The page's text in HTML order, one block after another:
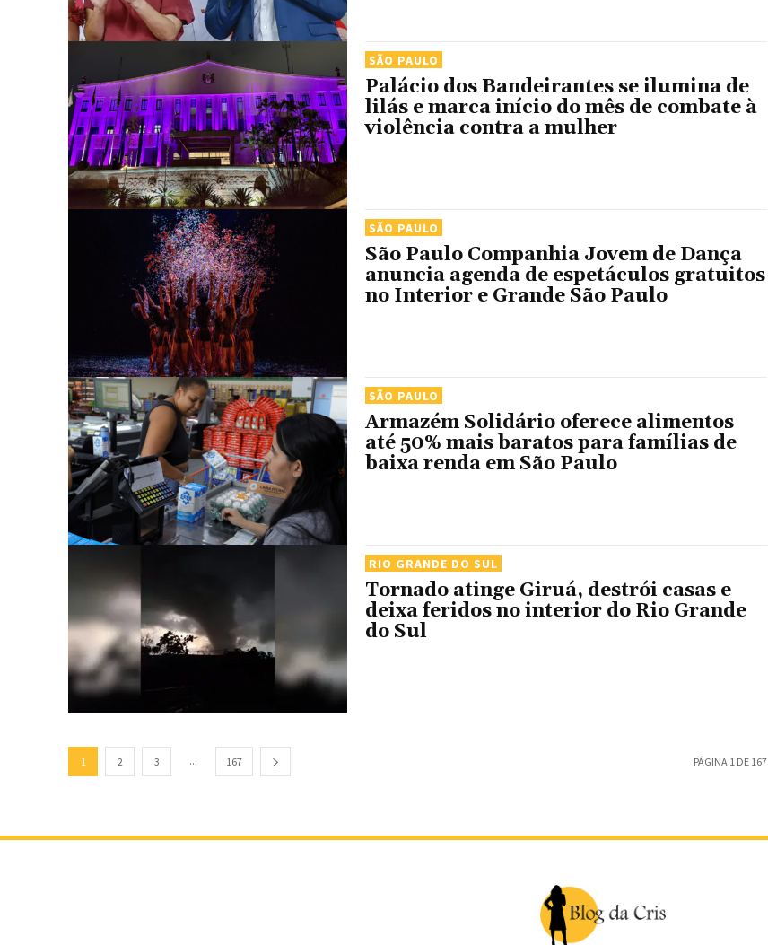
SÃO PAULO
Palácio dos Bandeirantes se ilumina de
lilás e marca início do mês de combate à
violência contra a mulher
SÃO PAULO
São Paulo Companhia Jovem de Dança
anuncia agenda de espetáculos gratuitos
no Interior e Grande São Paulo
SÃO PAULO
Armazém Solidário oferece alimentos
até 50% mais baratos para famílias de
baixa renda em São Paulo
RIO GRANDE DO SUL
Tornado atinge Giruá, destrói casas e
deixa feridos no interior do Rio Grande
do Sul
1 2 3 ... 167 PÁGINA 1 DE 167